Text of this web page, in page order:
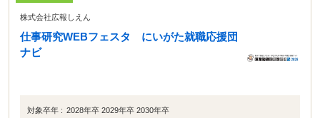
株式会社広報しえん
仕事研究WEBフェスタ にいがた就職応援団
ナビ
対象卒年 : 2028年卒 2029年卒 2030年卒